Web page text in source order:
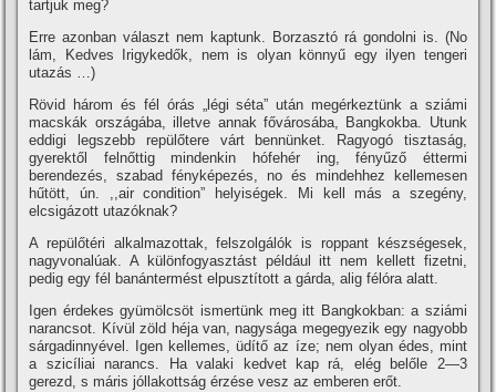
tartjuk meg?
Erre azonban választ nem kaptunk. Borzasztó rá gondolni is. (No
lám, Kedves Irigykedők, nem is olyan könnyű egy ilyen tengeri
utazás …)
Rövid három és fél órás „légi séta” után megérkeztünk a sziámi
macskák országába, illetve annak fővárosába, Bangkokba. Utunk
eddigi legszebb repülőtere várt bennünket. Ragyogó tisztaság,
gyerektől felnőttig mindenkin hófehér ing, fényűző éttermi
berendezés, szabad fényképezés, no és mindehhez kellemesen
hűtött, ún. ,,air condition” helyiségek. Mi kell más a szegény,
elcsigázott utazóknak?
A repülőtéri alkalmazottak, felszolgálók is roppant készségesek,
nagyvonalúak. A különfogyasztást például itt nem kellett fizetni,
pedig egy fél banántermést elpusztí­tott a gárda, alig félóra alatt.
Igen érdekes gyümölcsöt ismertünk meg itt Bangkokban: a sziámi
narancsot. Kí­vül zöld héja van, nagysága megegyezik egy nagyobb
sárgadinnyével. Igen kellemes, üdí­tő az í­ze; nem olyan édes, mint
a szicí­liai narancs. Ha valaki kedvet kap rá, elég belőle 2—3
gerezd, s máris jóllakottság érzése vesz az emberen erőt.